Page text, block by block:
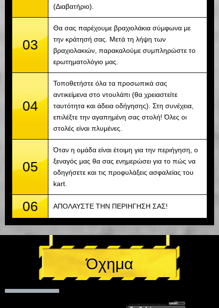
(Διαβατήριο).
03
Θα σας παρέχουμε βραχιολάκια σύμφωνα με
την κράτησή σας. Μετά τη λήψη των
βραχιολακιών, παρακαλούμε συμπληρώστε το
ερωτηματολόγιο μας.
04
Τοποθετήστε όλα τα προσωπικά σας
αντικείμενα στο ντουλάπι (θα χρειαστείτε
ταυτότητα και άδεια οδήγησης). Στη συνέχεια,
επιλέξτε την αγαπημένη σας στολή! Όλες οι
στολές είναι πλυμένες.
05
Όταν η ομάδα είναι έτοιμη για την περιήγηση, ο
ξεναγός μας θα σας ενημερώσει για το πώς να
οδηγήσετε και τις προφυλάξεις ασφαλείας του
kart.
06 ΑΠΟΛΑΥΣΤΕ ΤΗΝ ΠΕΡΙΗΓΗΣΗ ΣΑΣ!
Όχημα